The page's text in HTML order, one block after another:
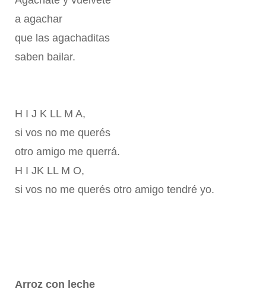
a agachar
que las agachaditas
saben bailar.
H I J K LL M A,
si vos no me querés
otro amigo me querrá.
H I JK LL M O,
si vos no me querés otro amigo tendré yo.
Arroz con leche